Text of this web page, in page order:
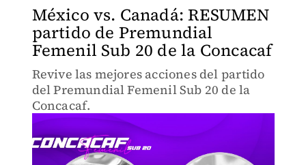
México vs. Canadá: RESUMEN
partido de Premundial
Femenil Sub 20 de la Concacaf
Revive las mejores acciones del partido
del Premundial Femenil Sub 20 de la
Concacaf.